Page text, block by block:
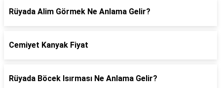
Rüyada Alim Görmek Ne Anlama Gelir?
Cemiyet Kanyak Fiyat
Rüyada Böcek Isırması Ne Anlama Gelir?